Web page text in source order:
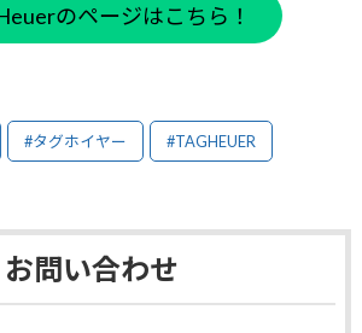
のページはこちら！
#タグホイヤー #TAGHEUER
お問い合わせ